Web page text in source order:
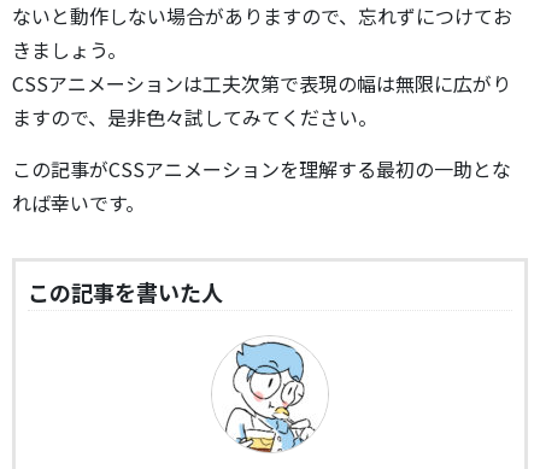
ないと動作しない場合がありますので、忘れずにつけてお
きましょう。
CSSアニメーションは工夫次第で表現の幅は無限に広がり
ますので、是非色々試してみてください。
この記事がCSSアニメーションを理解する最初の一助とな
れば幸いです。
この記事を書いた人